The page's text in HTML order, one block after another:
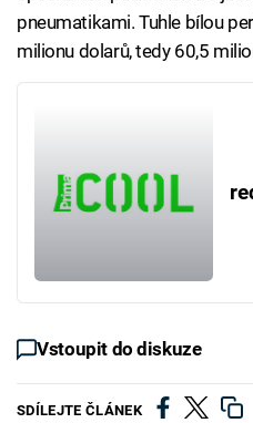
pneumatikami. Tuhle bílou
milionu dolarů, tedy 60,5
Vstoupit do diskuze
SDÍLEJTE ČLÁNEK